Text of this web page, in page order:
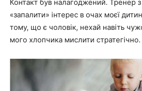
Контакт був налагоджений. Тренер з
«запалити» інтерес в очах моєї
тому, що є чоловік, нехай навіть
мого хлопчика мислити стратегічно.